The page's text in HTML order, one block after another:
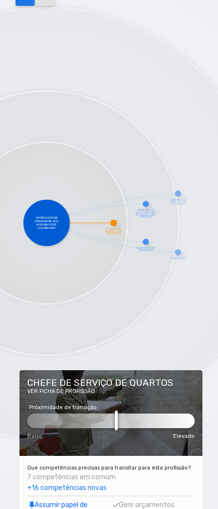
CHEFE DE SERVIÇO DE QUARTOS
VER FICHA DE PROFISSÃO
Próximidade de transição
Baixo Elevado
Que competências precisas para transitar para esta profissão?
7 competências em comum
+16 competências novas
Assumir papel de
Gerir orçamentos